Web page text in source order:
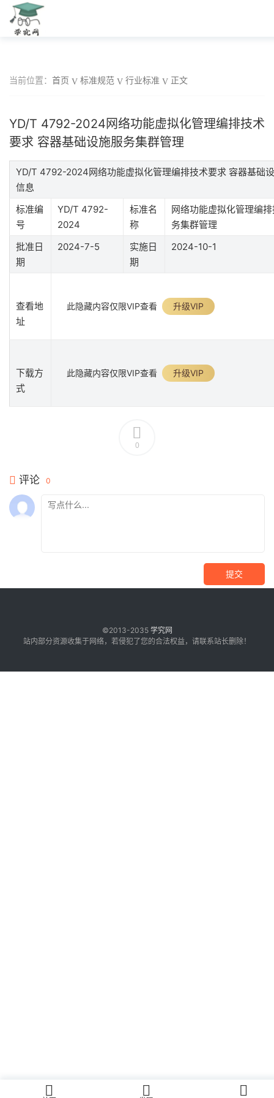
当前位置： 首页 标准规范 行业标准 正文
YD/T 4792-2024网络功能虚拟化管理编排技术
要求 容器基础设施服务集群管理
YD/T 4792-2024网络功能虚拟化管理编排技术要求 容器基础
信息
标准编
号
YD/T 4792-
2024
标准名
称
网络功能虚拟化管理编
务集群管理
批准日
期
2024-7-5
实施日
期
2024-10-1
查看地
址
此隐藏内容仅限VIP查看 升级VIP
下载方
式
此隐藏内容仅限VIP查看 升级VIP
0
评论 0
提交
©2013-2035 学究网
站内部分资源收集于网络，若侵犯了您的合法权益，请联系站长删除！